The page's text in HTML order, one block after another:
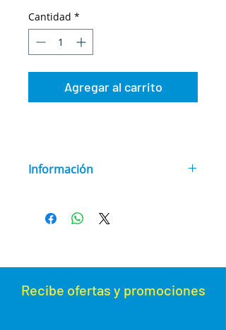
Cantidad *
Agregar al carrito
Información
280 mm.)
Recibe ofertas y promociones